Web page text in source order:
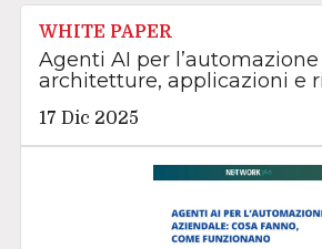
WHITE PAPER
Agenti AI per
architetture, applicazioni e
17 Dic 2025